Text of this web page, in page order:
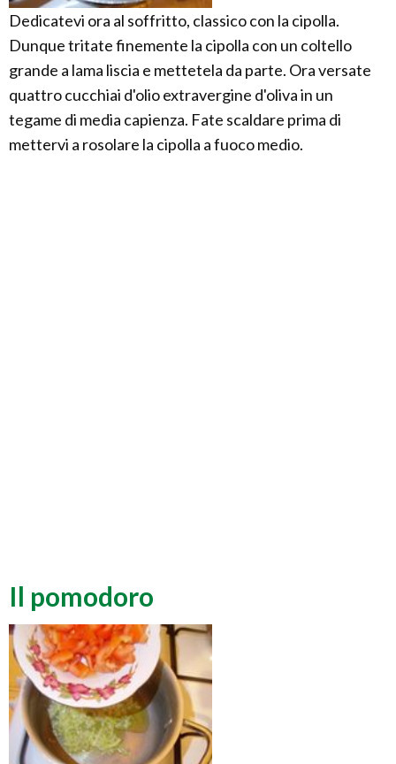
Dedicatevi ora al soffritto, classico con la cipolla.
Dunque tritate finemente la cipolla con un coltello
grande a lama liscia e mettetela da parte. Ora versate
quattro cucchiai d'olio extravergine d'oliva in un
tegame di media capienza. Fate scaldare prima di
mettervi a rosolare la cipolla a fuoco medio.
Il pomodoro